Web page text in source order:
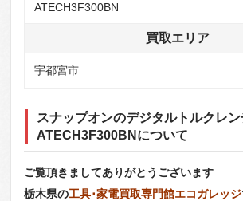
ATECH3F300BN
買取エリア
宇都宮市
スナップオンのデジタルトルクレン
ATECH3F300BNについて
ご覧頂きましてありがとうございます
栃木県の工具･家電買取専門館エコガレッジ